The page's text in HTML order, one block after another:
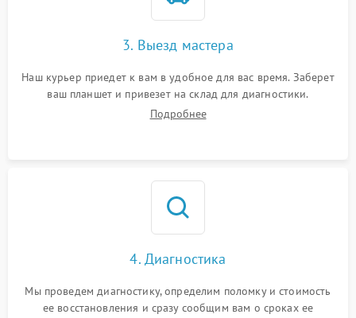
3. Выезд мастера
Наш курьер приедет к вам в удобное для вас время. Заберет
ваш планшет и привезет на склад для диагностики.
Подробнее
4. Диагностика
Мы проведем диагностику, определим поломку и стоимость
ее восстановления и сразу сообщим вам о сроках ее